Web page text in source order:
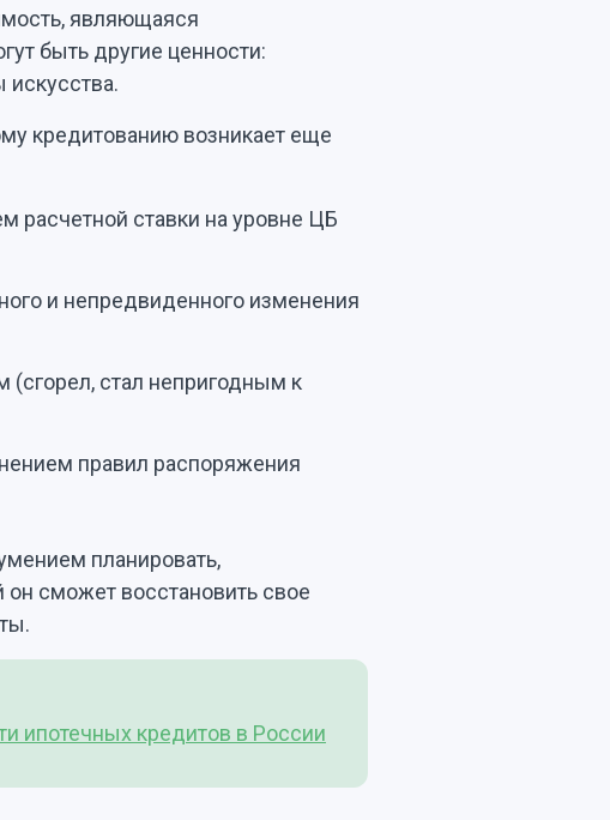
являющаяся
быть другие ценности:
кредитованию возникает еще
расчетной ставки на уровне ЦБ
и непредвиденного изменения
стал непригодным к
правил распоряжения
планировать,
он сможет восстановить свое
ипотечных кредитов в России